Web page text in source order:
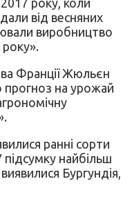
від весняних
виробництво
Франції Жюльєн
прогноз на урожай
ранні сорти
найбільш
Бургундія,